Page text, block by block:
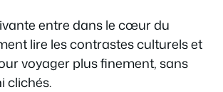
entre dans le cœur du
lire les contrastes culturels et
voyager plus finement, sans
clichés.